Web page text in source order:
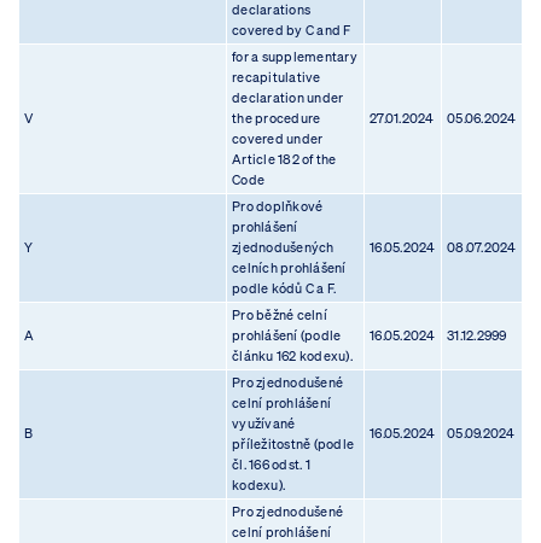
declarations
covered by C and F
V
for a supplementary
recapitulative
declaration under
the procedure
covered under
Article 182 of the
Code
27.01.2024 05.06.2024
Y
Pro doplňkové
prohlášení
zjednodušených
celních prohlášení
podle kódů C a F.
16.05.2024 08.07.2024
A
Pro běžné celní
prohlášení (podle
článku 162 kodexu).
16.05.2024 31.12.2999
B
Pro zjednodušené
celní prohlášení
využívané
příležitostně (podle
čl. 166 odst. 1
kodexu).
16.05.2024 05.09.2024
Pro zjednodušené
celní prohlášení